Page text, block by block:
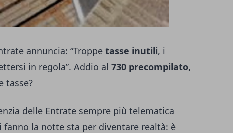
annuncia: “Troppe tasse inutili, i
in regola”. Addio al 730 precompilato,
tasse?
delle Entrate sempre più telematica
la notte sta per diventare realtà: è